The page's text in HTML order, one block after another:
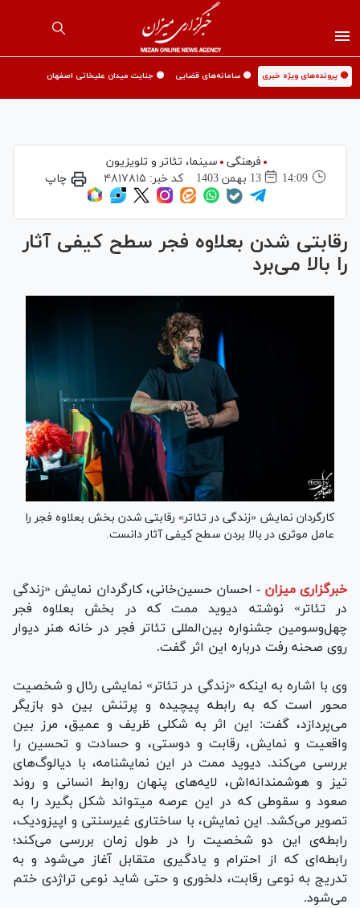
🟡 پرونده‌های ویژه خبری 🟡 سامانه‌های قضایی 🟡 جنایت میدان علیخانی اصفهان
فرهنگی
سینما،‌ تئاتر و تلویزیون
14:09
13 بهمن 1403 کد خبر: ۴۸۱۷۸۱۵ چاپ
رقابتی شدن بعلاوه فجر سطح کیفی آثار
را بالا می‌برد
کارگردان نمایش «زندگی در تئاتر» رقابتی شدن بخش بعلاوه فجر را
عامل موثری در بالا بردن سطح کیفی آثار دانست.
خبرگزاری میزان - احسان حسین‌خانی، کارگردان نمایش «زندگی
در تئاتر» نوشته دیوید ممت که در بخش بعلاوه فجر
چهل‌وسومین جشنواره بین‌المللی تئاتر فجر در خانه هنر دیوار
روی صحنه رفت درباره این اثر گفت.
وی با اشاره به اینکه «زندگی در تئاتر» نمایشی رئال و شخصیت
محور است که به رابطه پیچیده و پرتنش بین دو بازیگر
می‌پردازد، گفت: این اثر به شکلی ظریف و عمیق، مرز بین
واقعیت و نمایش، رقابت و دوستی، و حسادت و تحسین را
بررسی می‌کند. دیوید ممت در این نمایشنامه، با دیالوگ‌های
تیز و هوشمندانه‌اش، لایه‌های پنهان روابط انسانی و روند
صعود و سقوطی که در این عرصه میتواند شکل بگیرد را به
تصویر می‌کشد. این نمایش، با ساختاری غیرسنتی و اپیزودیک،
رابطه‌ی این دو شخصیت را در طول زمان بررسی می‌کند؛
رابطه‌ای که از احترام و یادگیری متقابل آغاز می‌شود و به
تدریج به نوعی رقابت، دلخوری و حتی شاید نوعی تراژدی ختم
می‌شود.